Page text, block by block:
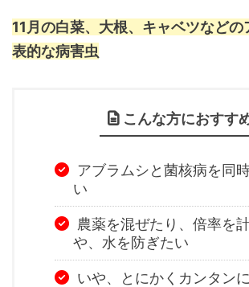
11月の白菜、大根、キャベツなど
表的な病害虫
こんな方におすす
アブラムシと菌核病を同
い
農薬を混ぜたり、倍率を
や、水を防ぎたい
いや、とにかくカンタン